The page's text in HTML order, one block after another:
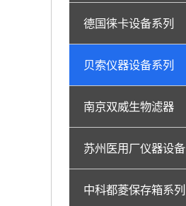
德国徕卡设备系列
贝索仪器设备系列
南京双威生物滤器
苏州医用厂仪器设备
中科都菱保存箱系列